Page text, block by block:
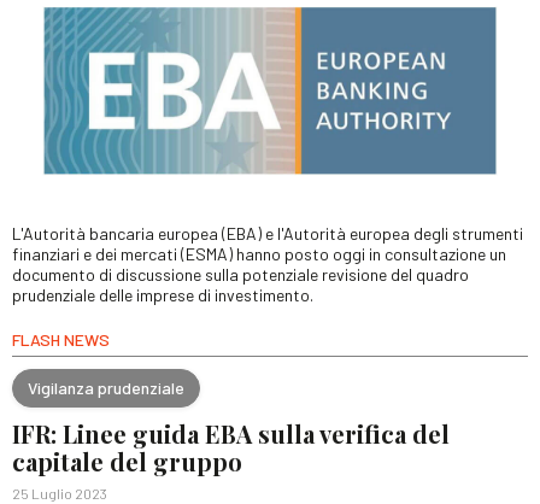
L'Autorità bancaria europea (EBA) e l'Autorità europea degli strumenti
finanziari e dei mercati (ESMA) hanno posto oggi in consultazione un
documento di discussione sulla potenziale revisione del quadro
prudenziale delle imprese di investimento.
FLASH NEWS
Vigilanza prudenziale
IFR: Linee guida EBA sulla verifica del
capitale del gruppo
25 Luglio 2023